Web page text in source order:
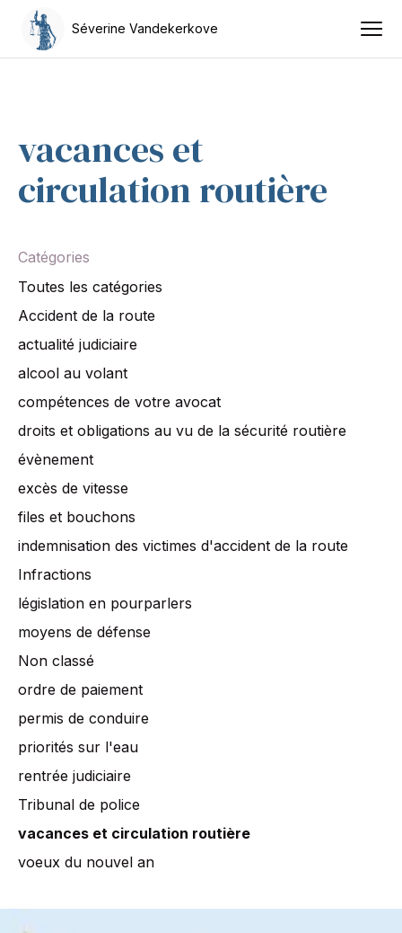
Séverine Vandekerkove
vacances et
circulation routière
Catégories
Toutes les catégories
Accident de la route
actualité judiciaire
alcool au volant
compétences de votre avocat
droits et obligations au vu de la sécurité routière
évènement
excès de vitesse
files et bouchons
indemnisation des victimes d'accident de la route
Infractions
législation en pourparlers
moyens de défense
Non classé
ordre de paiement
permis de conduire
priorités sur l'eau
rentrée judiciaire
Tribunal de police
vacances et circulation routière
voeux du nouvel an